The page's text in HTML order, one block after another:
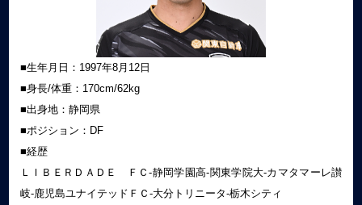
■生年月日：1997年8月12日
■身長/体重：170cm/62kg
■出身地：静岡県
■ポジション：DF
■経歴
ＬＩＢＥＲＤＡＤＥ ＦＣ-静岡学園高-関東学院大-カマタマーレ讃
岐-鹿児島ユナイテッドＦＣ-大分トリニータ-栃木シティ